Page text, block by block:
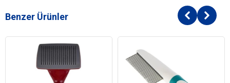
Benzer Ürünler